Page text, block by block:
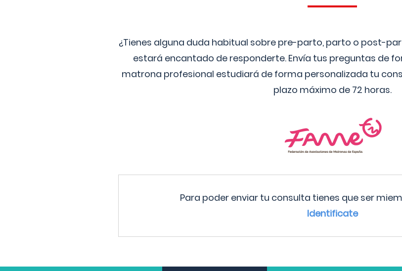
¿Tienes alguna duda habitual sobre pre-parto, parto o post-
estará encantado de responderte. Envía tus preguntas de
matrona profesional estudiará de forma personalizada tu
plazo máximo de 72 horas.
Para poder enviar tu consulta tienes que ser
Identificate